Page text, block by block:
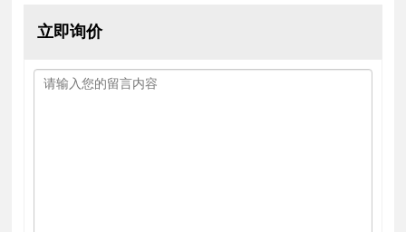
立即询价